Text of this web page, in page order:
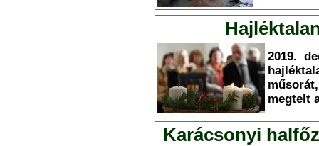
2019.
megtelt
Karácsonyi